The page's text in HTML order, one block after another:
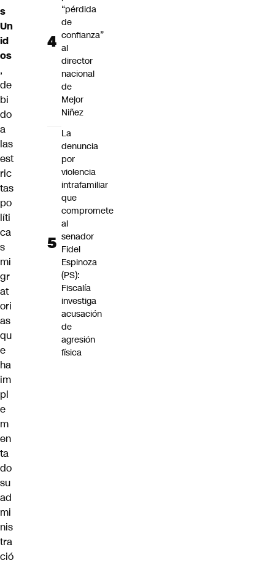
s
Un
id
os
,
de
bi
do
a
las
est
ric
tas
po
líti
ca
s
mi
gr
at
ori
as
qu
e
ha
im
pl
e
m
en
ta
do
su
ad
mi
nis
tra
ció
“pérdida
de
confianza”
al
director
nacional
de
Mejor
Niñez
La
denuncia
por
violencia
intrafamiliar
que
compromete
al
senador
Fidel
Espinoza
(PS):
Fiscalía
investiga
acusación
de
agresión
física